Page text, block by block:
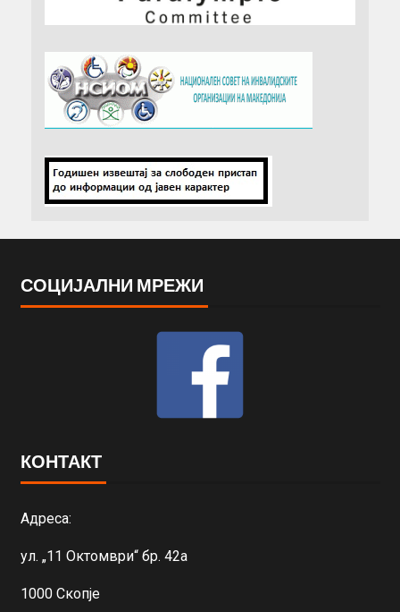
СОЦИЈАЛНИ МРЕЖИ
КОНТАКТ
Адреса:
ул. „11 Октомври“ бр. 42а
1000 Скопје